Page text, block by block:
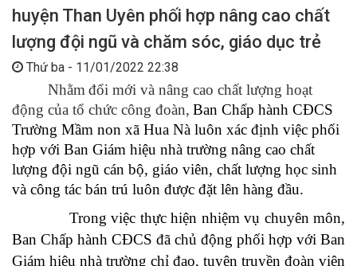
huyện Than Uyên phối hợp nâng cao chất
lượng đội ngũ và chăm sóc, giáo dục trẻ
Thứ ba - 11/01/2022 22:38
Nhằm đổi mới và nâng cao chất lượng hoạt
động của tổ chức công đoàn, Ban Chấp hành CĐCS
Trường Mầm non xã Hua Nà luôn xác định việc phối
hợp với Ban Giám hiệu nhà trường nâng cao chất
lượng đội ngũ cán bộ, giáo viên, chất lượng học sinh
và công tác bán trú luôn được đặt lên hàng đầu.
Trong việc thực hiện nhiệm vụ chuyên môn,
Ban Chấp hành CĐCS đã chủ động phối hợp với Ban
Giám hiệu nhà trường chỉ đạo, tuyên truyền đoàn viên